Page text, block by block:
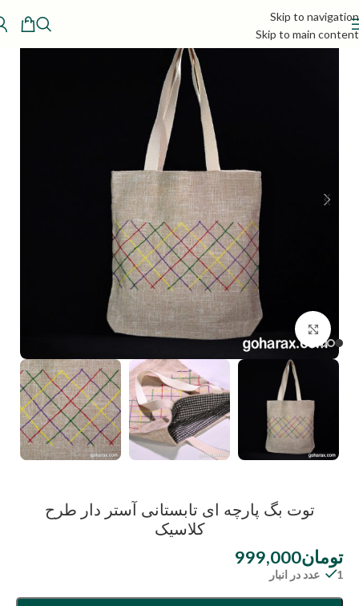
Skip to navigation
Skip to main content
بزرگنمایی تصویر
توت بگ پارچه ای تابستانی آستر دار طرح
کلاسیک
تومان999,000
1 عدد در انبار